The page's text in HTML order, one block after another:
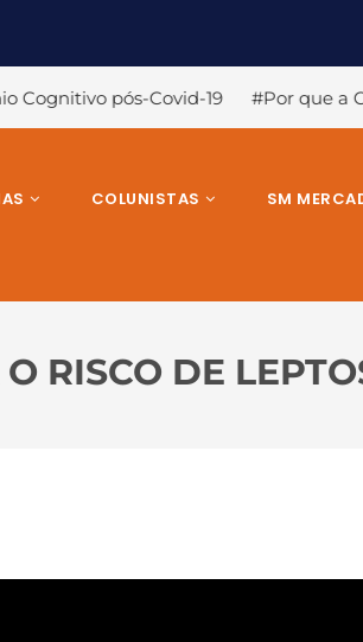
19 #Por que a Covid-19 causa a
COLUNISTAS SM
RISCO DE